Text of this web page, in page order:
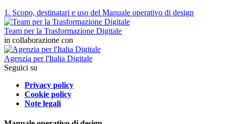
1. Scopo, destinatari e uso del Manuale operativo di design
Team per la Trasformazione Digitale
in collaborazione con
Agenzia per l'Italia Digitale
Seguici su
Privacy policy
Cookie policy
Note legali